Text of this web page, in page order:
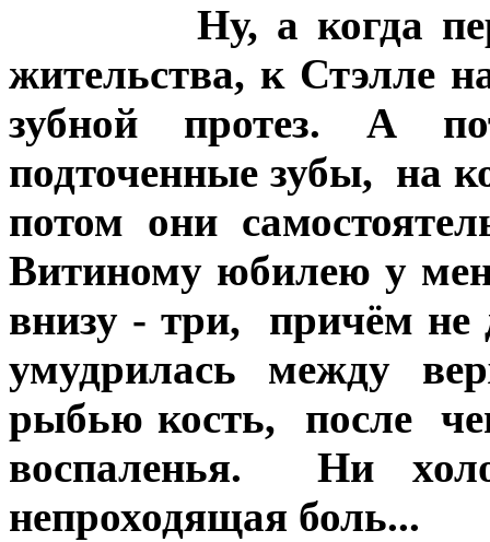
Ну, а когда
жительства, к Стэлле
зубной протез. А
подточенные зубы, на
потом они
Витиному юбилею у
внизу - три, причём
умудрилась между
рыбью кость, после
воспаленья. Ни
непроходящая боль...